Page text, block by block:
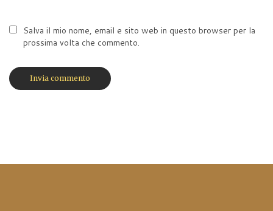
Salva il mio nome, email e sito web in questo browser per la
prossima volta che commento.